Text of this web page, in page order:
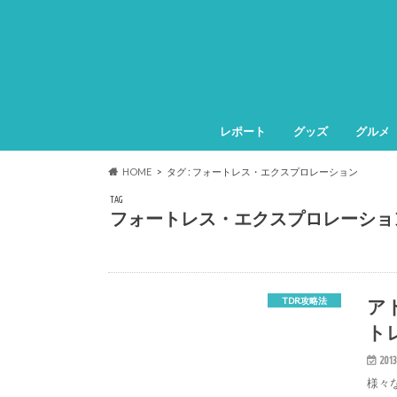
レポート グッズ グルメ
HOME タグ : フォートレス・エクスプロレーション
TAG
フォートレス・エクスプロレーショ
TDR攻略法
ア
ト
様々